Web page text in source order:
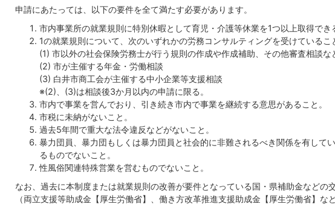
申請にあたっては、以下の要件を全て満たす必要があります。
市内事業所の就業規則に特別休暇として育児・介護等休業を1つ以上取得で
1の就業規則について、次のいずれかの労務コンサルティングを受けているこ
(1) 市以外の社会保険労務士が行う規則の作成や作成補助、その他審査相談な
(2) 市が主催する年金・労働相談
(3) 白井市商工会が主催する中小企業等支援相談
※(2)、(3)は相談後3か月以内の申請に限る。
市内で事業を営んでおり、引き続き市内で事業を継続する意思があること。
市税に未納がないこと。
過去5年間で重大な法令違反などがないこと。
暴力団員、暴力団もしくは暴力団員と社会的に非難されるべき関係を有して
るものでないこと。
性風俗関連特殊営業を営むものでないこと。
なお、過去に本制度または就業規則の改善が要件となっている国・県補助金などの
（両立支援等助成金【厚生労働省】、働き方改革推進支援助成金【厚生労働省】など